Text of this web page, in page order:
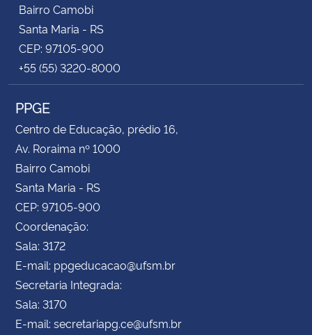
Bairro Camobi
Santa Maria - RS
CEP: 97105-900
+55 (55) 3220-8000
PPGE
Centro de Educação, prédio 16,
Av. Roraima nº 1000
Bairro Camobi
Santa Maria - RS
CEP: 97105-900
Coordenação:
Sala: 3172
E-mail: ppgeducacao@ufsm.br
Secretaria Integrada:
Sala: 3170
E-mail: secretariapg.ce@ufsm.br